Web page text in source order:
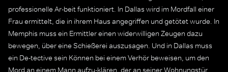
professionelle Ar-beit funktioniert. In Dallas wird im Mordfall einer
Frau ermittelt, die in ihrem Haus angegriffen und getötet wurde. In
Memphis muss ein Ermittler einen widerwilligen Zeugen dazu
bewegen, über eine Schießerei auszusagen. Und in Dallas muss
ein De-tective sein Können bei einem Verhör beweisen, um den
Mord an einem Mann aufzu-klären, der an seiner Wohnungstür